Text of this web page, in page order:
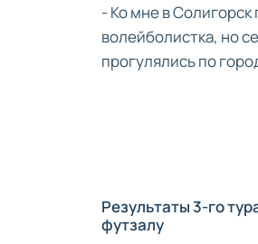
- Ко мне в
волейболистка, но
прогулялись по
Результаты 3-го
футзалу